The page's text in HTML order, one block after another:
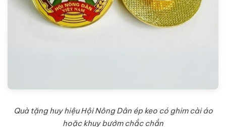
Quà tặng huy hiệu Hội Nông Dân ép keo có ghim cài áo
hoặc khuy bướm chắc chắn